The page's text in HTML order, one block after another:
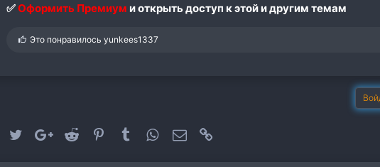
✅Оформить Премиум и открыть доступ к этой и другим темам
С
Это понравилось yunkees1337
FacebookTwitterGoogle+Reddit PinterestTumblrWhatsAppЭлектронная почта